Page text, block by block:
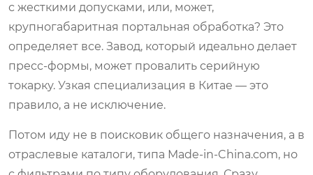
с жесткими допусками, или, может,
крупногабаритная портальная обработка? Это
определяет все. Завод, который идеально делает
пресс-формы, может провалить серийную
токарку. Узкая специализация в Китае — это
правило, а не исключение.
Потом иду не в поисковик общего назначения, а в
отраслевые каталоги, типа Made-in-China.com, но